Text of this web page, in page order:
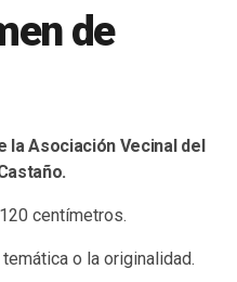
de
la Asociación Vecinal del
centímetros.
o la originalidad.